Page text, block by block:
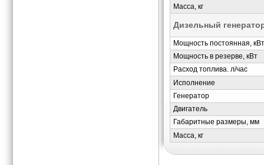
Масса, кг
Дизельный
Мощность постоянная, кВт
Мощность в резерве, кВт
Расход топлива. л/час
Исполнение
Генератор
Двигатель
Габаритные размеры, мм
Масса, кг